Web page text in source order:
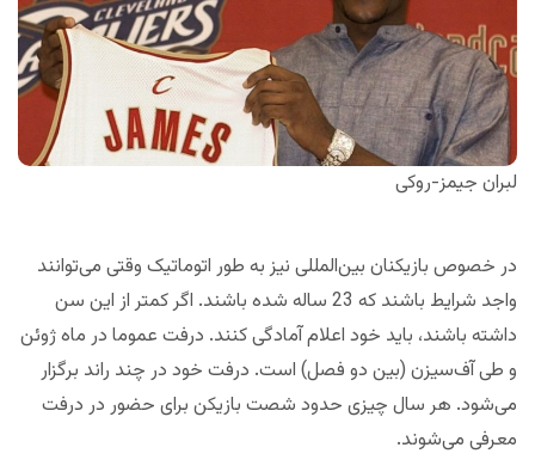
لبران جیمز-روکی
در خصوص بازیکنان بین‌المللی نیز به طور اتوماتیک وقتی می‌توانند
واجد شرایط باشند که 23 ساله شده باشند. اگر کمتر از این سن
داشته باشند، باید خود اعلام آمادگی کنند. درفت عموما در ماه ژوئن
و طی آف‌سیزن (بین دو فصل) است. درفت خود در چند راند برگزار
می‌شود. هر سال چیزی حدود شصت بازیکن برای حضور در درفت
معرفی می‌شوند.